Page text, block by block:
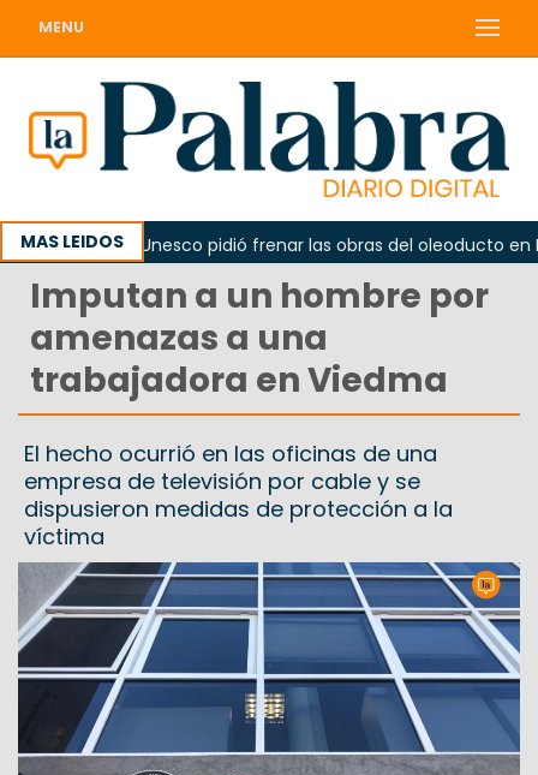
MENU
MAS LEIDOSLa Unesco pidió frenar las obras del oleoducto en
Imputan a un hombre por
amenazas a una
trabajadora en Viedma
El hecho ocurrió en las oficinas de una
empresa de televisión por cable y se
dispusieron medidas de protección a la
víctima